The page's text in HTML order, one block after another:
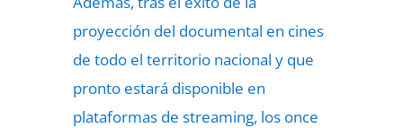
proyección del documental en cines
de todo el territorio nacional y que
pronto estará disponible en
plataformas de streaming, los once